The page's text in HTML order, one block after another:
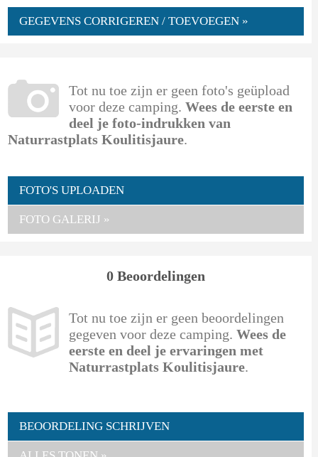
GEGEVENS CORRIGEREN / TOEVOEGEN »
Tot nu toe zijn er geen foto's geüpload
voor deze camping. Wees de eerste en
deel je foto-indrukken van
Naturrastplats Koulitisjaure.
FOTO'S UPLOADEN
FOTO GALERIJ »
0 Beoordelingen
Tot nu toe zijn er geen beoordelingen
gegeven voor deze camping. Wees de
eerste en deel je ervaringen met
Naturrastplats Koulitisjaure.
BEOORDELING SCHRIJVEN